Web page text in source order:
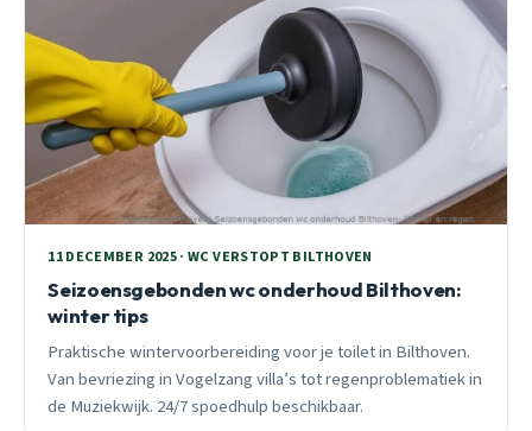
11 DECEMBER 2025 · WC VERSTOPT BILTHOVEN
Seizoensgebonden wc onderhoud Bilthoven:
winter tips
Praktische wintervoorbereiding voor je toilet in Bilthoven.
Van bevriezing in Vogelzang villa’s tot regenproblematiek in
de Muziekwijk. 24/7 spoedhulp beschikbaar.